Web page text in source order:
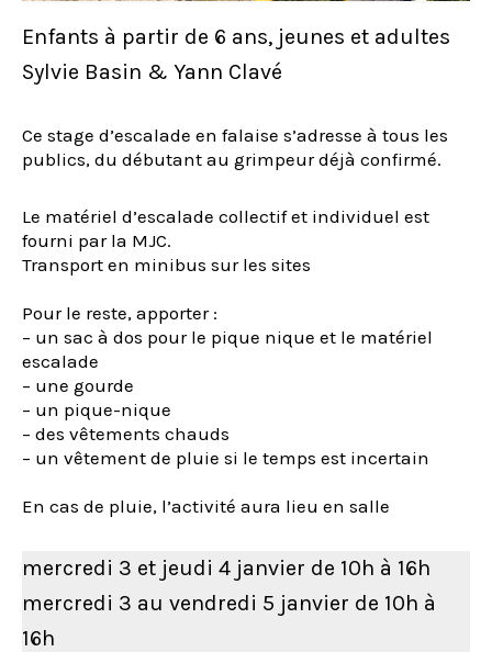
Enfants à partir de 6 ans, jeunes et adultes
Sylvie Basin & Yann Clavé
Ce stage d’escalade en falaise s’adresse à tous les
publics, du débutant au grimpeur déjà confirmé.
Le matériel d’escalade collectif et individuel est
fourni par la MJC.
Transport en minibus sur les sites
Pour le reste, apporter :
– un sac à dos pour le pique nique et le matériel
escalade
– une gourde
– un pique-nique
– des vêtements chauds
– un vêtement de pluie si le temps est incertain
En cas de pluie, l’activité aura lieu en salle
mercredi 3 et jeudi 4 janvier de 10h à 16h
mercredi 3 au vendredi 5 janvier de 10h à
16h